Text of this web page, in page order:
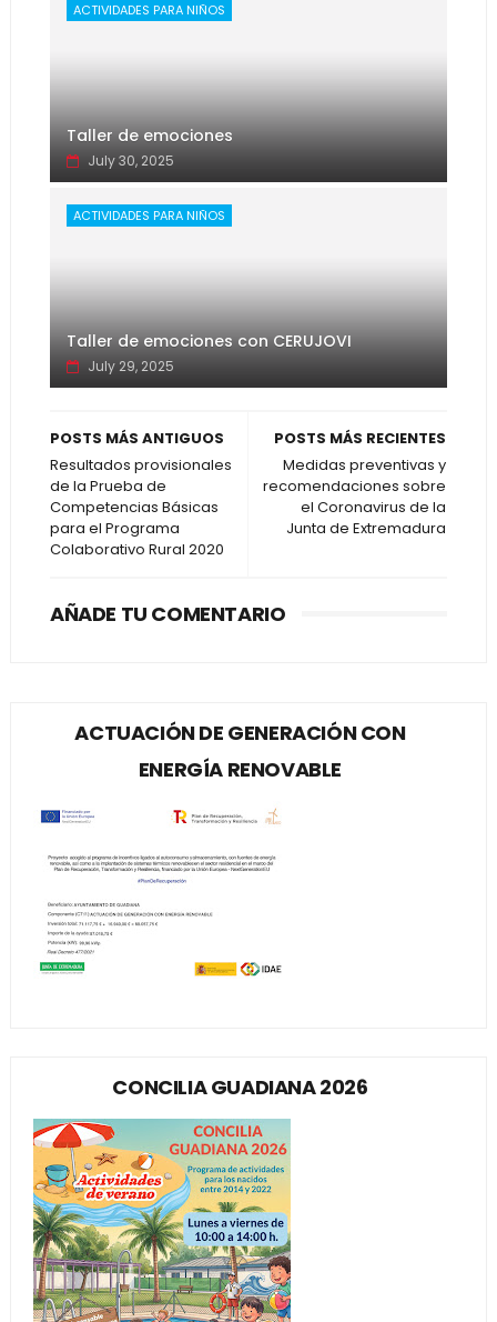
ACTIVIDADES PARA NIÑOS
Taller de emociones
July 30, 2025
ACTIVIDADES PARA NIÑOS
Taller de emociones con CERUJOVI
July 29, 2025
POSTS MÁS RECIENTES
Medidas preventivas y
recomendaciones sobre
el Coronavirus de la
Junta de Extremadura
POSTS MÁS ANTIGUOS
Resultados provisionales
de la Prueba de
Competencias Básicas
para el Programa
Colaborativo Rural 2020
AÑADE TU COMENTARIO
ACTUACIÓN DE GENERACIÓN CON
ENERGÍA RENOVABLE
CONCILIA GUADIANA 2026